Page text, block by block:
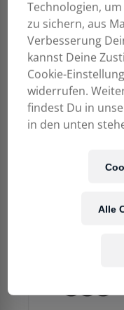
ZOMO Controller
FlightBag XL
159,00€
Technologien,
zu sichern, aus
Verbesserung
kannst Deine
Cookie-
widerrufen.
findest Du in
in den unten
Alle